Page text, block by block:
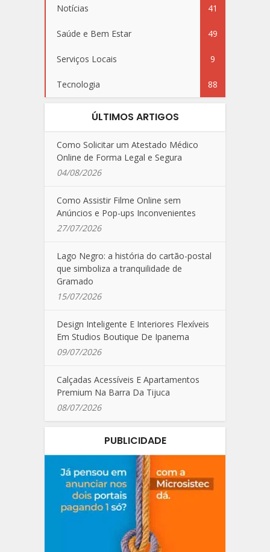
Notícias 41
Saúde e Bem Estar 49
Serviços Locais 9
Tecnologia 88
ÚLTIMOS ARTIGOS
Como Solicitar um Atestado Médico
Online de Forma Legal e Segura
04/08/2026
Como Assistir Filme Online sem
Anúncios e Pop-ups Inconvenientes
27/07/2026
Lago Negro: a história do cartão-postal
que simboliza a tranquilidade de
Gramado
15/07/2026
Design Inteligente E Interiores Flexíveis
Em Studios Boutique De Ipanema
09/07/2026
Calçadas Acessíveis E Apartamentos
Premium Na Barra Da Tijuca
08/07/2026
PUBLICIDADE